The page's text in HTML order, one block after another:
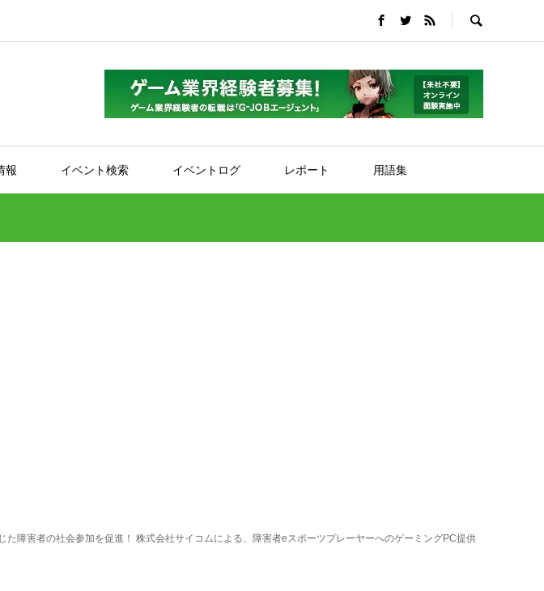
報 イベント検索 イベントログ レポート 用語集
た障害者の社会参加を促進！ 株式会社サイコムによる、障害者eスポーツプレーヤーへのゲーミングPC提供